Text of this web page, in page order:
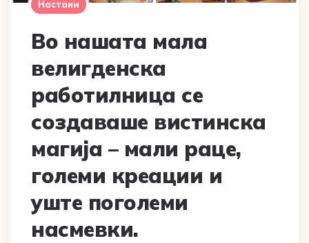
Настани
Во нашата мала
велигденска
работилница се
создаваше вистинска
магија – мали раце,
големи креации и
уште поголеми
насмевки.